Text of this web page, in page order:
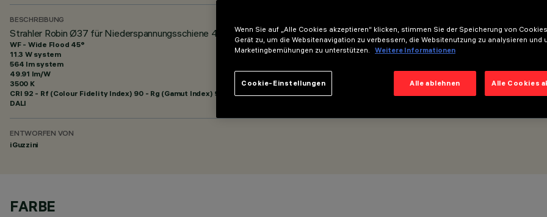
BESCHREIBUNG
Strahler Robin Ø37 für Niederspannungsschiene 48V - DALI Powerline
WF - Wide Flood 45°
11.3 W system
564 lm system
49.91 lm/W
3500 K
CRI 92 - Rf (Colour Fidelity Index) 90 - Rg (Gamut Index) 98
DALI
ENTWORFEN VON
iGuzzini
FARBE
Wenn Sie auf „Alle Cookies akzeptieren“ klicken, stimmen Sie der Speicherung von
Gerät zu, um die Websitenavigation zu verbessern, die Websitenutzung zu analysieren und
Marketingbemühungen zu unterstützen.
Weitere Informationen
Alle ablehnen Alle Cookies
Cookie-Einstellungen